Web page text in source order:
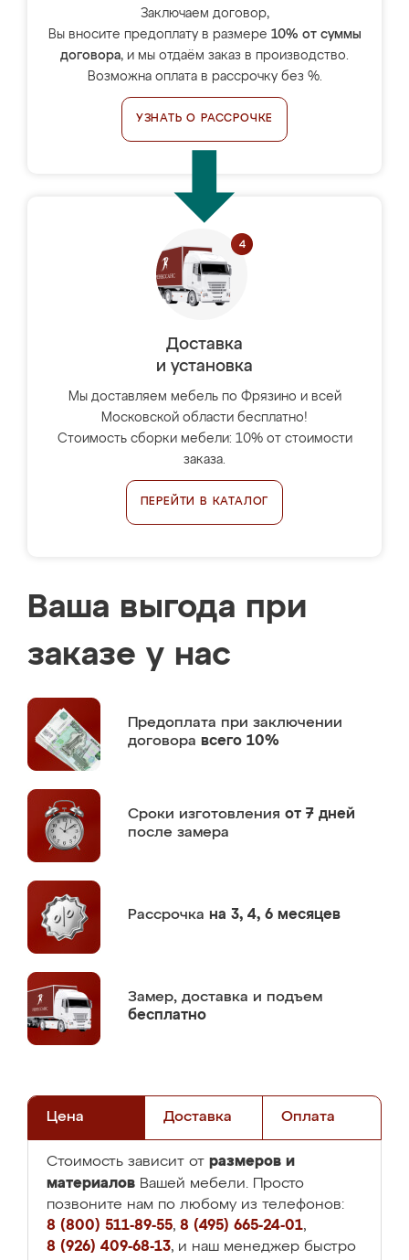
Заключаем договор,
Вы вносите предоплату в размере 10% от суммы
договора, и мы отдаём заказ в производство.
Возможна оплата в рассрочку без %.
УЗНАТЬ О РАССРОЧКЕ
Доставка
и установка
Мы доставляем мебель по Фрязино и всей
Московской области бесплатно!
Стоимость сборки мебели: 10% от стоимости
заказа.
ПЕРЕЙТИ В КАТАЛОГ
Ваша выгода при
заказе у нас
Предоплата при заключении
договора всего 10%
Сроки изготовления от 7 дней
после замера
Рассрочка на 3, 4, 6 месяцев
Замер, доставка и подъем
бесплатно
Цена Доставка Оплата
Стоимость зависит от размеров и
материалов Вашей мебели. Просто
позвоните нам по любому из телефонов:
8 (800) 511-89-55, 8 (495) 665-24-01,
8 (926) 409-68-13, и наш менеджер быстро